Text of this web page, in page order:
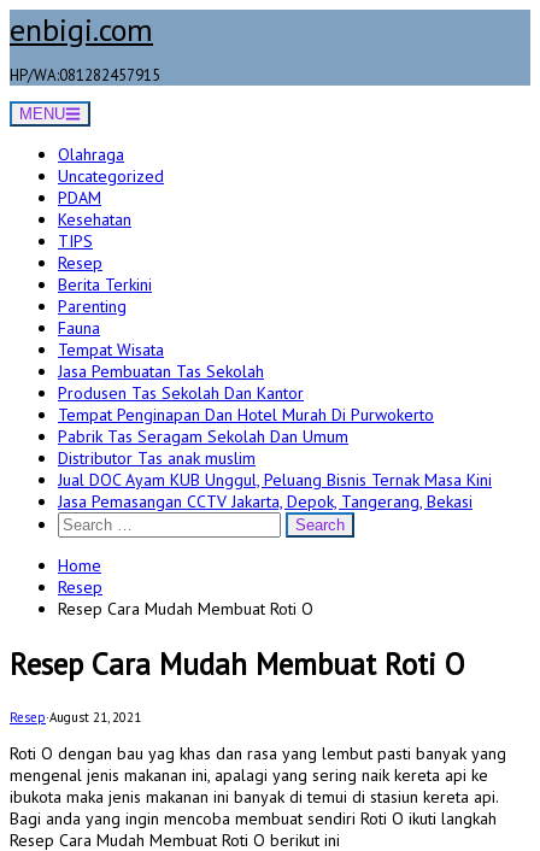
to
enbigi.com
HP/WA:081282457915
MENU
Olahraga
Uncategorized
PDAM
Kesehatan
TIPS
Resep
Berita Terkini
Parenting
Fauna
Tempat Wisata
Jasa Pembuatan Tas Sekolah
Produsen Tas Sekolah Dan Kantor
Tempat Penginapan Dan Hotel Murah Di Purwokerto
Pabrik Tas Seragam Sekolah Dan Umum
Distributor Tas anak muslim
Jual DOC Ayam KUB Unggul, Peluang Bisnis Ternak Masa Kini
Jasa Pemasangan CCTV Jakarta, Depok, Tangerang, Bekasi
Search
for:
Home
Resep
Resep Cara Mudah Membuat Roti O
Resep Cara Mudah Membuat Roti O
Resep·August 21, 2021
Roti O dengan bau yag khas dan rasa yang lembut pasti banyak yang
mengenal jenis makanan ini, apalagi yang sering naik kereta api ke
ibukota maka jenis makanan ini banyak di temui di stasiun kereta api.
Bagi anda yang ingin mencoba membuat sendiri Roti O ikuti langkah
Resep Cara Mudah Membuat Roti O berikut ini